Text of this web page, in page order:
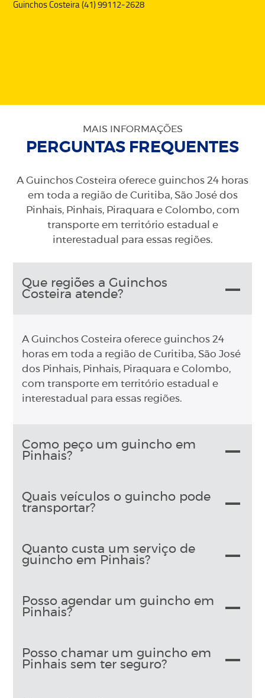
Guinchos Costeira (41) 99112-2628
MAIS INFORMAÇÕES
PERGUNTAS FREQUENTES
A Guinchos Costeira oferece guinchos 24 horas
em toda a região de Curitiba, São José dos
Pinhais, Pinhais, Piraquara e Colombo, com
transporte em território estadual e
interestadual para essas regiões.
Que regiões a Guinchos
Costeira atende?
A Guinchos Costeira oferece guinchos 24
horas em toda a região de Curitiba, São José
dos Pinhais, Pinhais, Piraquara e Colombo,
com transporte em território estadual e
interestadual para essas regiões.
Como peço um guincho em
Pinhais?
Quais veículos o guincho pode
transportar?
Quanto custa um serviço de
guincho em Pinhais?
Posso agendar um guincho em
Pinhais?
Posso chamar um guincho em
Pinhais sem ter seguro?